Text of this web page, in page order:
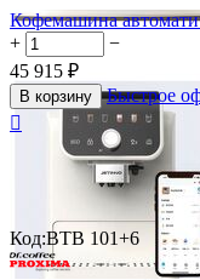
Кофемашина
+
−
45 915 ₽
В корзину
Быстрое

Код:BTB 101+6